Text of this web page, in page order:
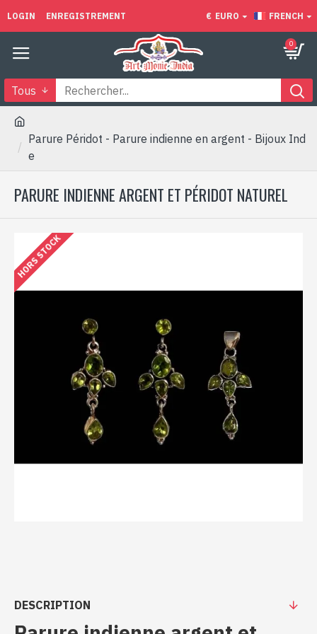
LOGIN ENREGISTREMENT € EURO FRENCH
0
Tous
Parure Péridot - Parure indienne en argent - Bijoux Ind
e
PARURE INDIENNE ARGENT ET PÉRIDOT NATUREL
HORS STOCK
DESCRIPTION